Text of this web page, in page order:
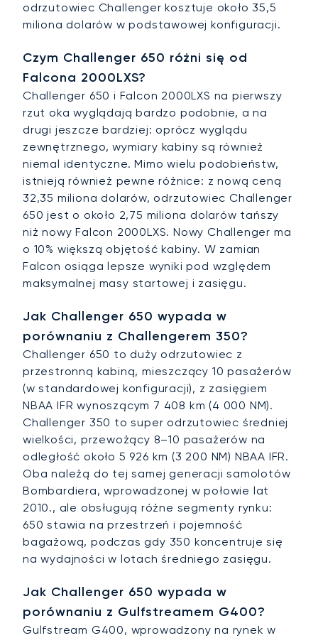
odrzutowiec Challenger kosztuje około 35,5
miliona dolarów w podstawowej konfiguracji.
Czym Challenger 650 różni się od
Falcona 2000LXS?
Challenger 650 i Falcon 2000LXS na pierwszy
rzut oka wyglądają bardzo podobnie, a na
drugi jeszcze bardziej: oprócz wyglądu
zewnętrznego, wymiary kabiny są również
niemal identyczne. Mimo wielu podobieństw,
istnieją również pewne różnice: z nową ceną
32,35 miliona dolarów, odrzutowiec Challenger
650 jest o około 2,75 miliona dolarów tańszy
niż nowy Falcon 2000LXS. Nowy Challenger ma
o 10% większą objętość kabiny. W zamian
Falcon osiąga lepsze wyniki pod względem
maksymalnej masy startowej i zasięgu.
Jak Challenger 650 wypada w
porównaniu z Challengerem 350?
Challenger 650 to duży odrzutowiec z
przestronną kabiną, mieszczący 10 pasażerów
(w standardowej konfiguracji), z zasięgiem
NBAA IFR wynoszącym 7 408 km (4 000 NM).
Challenger 350 to super odrzutowiec średniej
wielkości, przewożący 8–10 pasażerów na
odległość około 5 926 km (3 200 NM) NBAA IFR.
Oba należą do tej samej generacji samolotów
Bombardiera, wprowadzonej w połowie lat
2010., ale obsługują różne segmenty rynku:
650 stawia na przestrzeń i pojemność
bagażową, podczas gdy 350 koncentruje się
na wydajności w lotach średniego zasięgu.
Jak Challenger 650 wypada w
porównaniu z Gulfstreamem G400?
Gulfstream G400, wprowadzony na rynek w